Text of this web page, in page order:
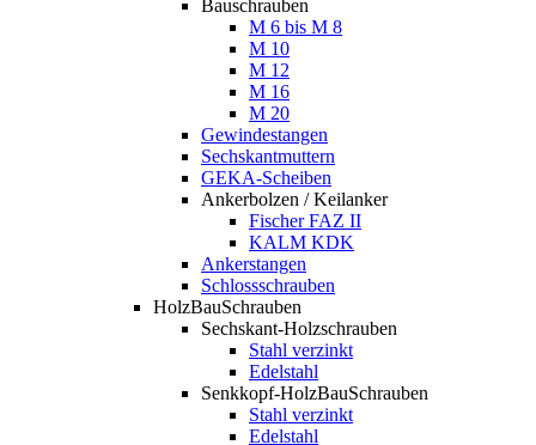
Bauschrauben
M 6 bis M 8
M 10
M 12
M 16
M 20
Gewindestangen
Sechskantmuttern
GEKA-Scheiben
Ankerbolzen / Keilanker
Fischer FAZ II
KALM KDK
Ankerstangen
Schlossschrauben
HolzBauSchrauben
Sechskant-Holzschrauben
Stahl verzinkt
Edelstahl
Senkkopf-HolzBauSchrauben
Stahl verzinkt
Edelstahl